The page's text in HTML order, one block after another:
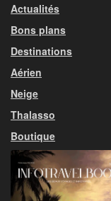
Actualités
Bons plans
Destinations
Aérien
Neige
Thalasso
Boutique